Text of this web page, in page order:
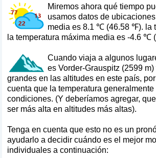
Miremos ahora qué tiempo
usamos datos de
media es 8.1 ℃ (46.58 ℉). la
la temperatura máxima media es -4.6
Cuando viaja a algunos
es Vorder-Grauspitz (2599
grandes en las altitudes en este país,
cuenta que la temperatura
condiciones. (Y deberíamos agregar,
ser más alta en altitudes más altas).
Tenga en cuenta que esto no es un
ayudarlo a decidir cuándo es el mejor
individuales a continuación: